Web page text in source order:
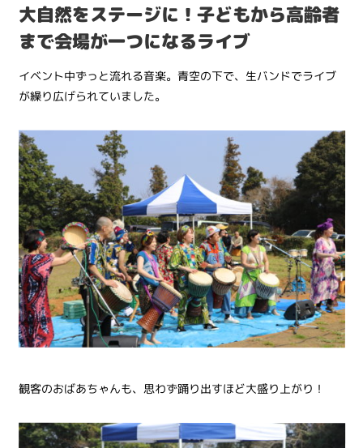
大自然をステージに！子どもから高齢者
まで会場が一つになるライブ
イベント中ずっと流れる音楽。青空の下で、生バンドでライブ
が繰り広げられていました。
観客のおばあちゃんも、思わず踊り出すほど大盛り上がり！